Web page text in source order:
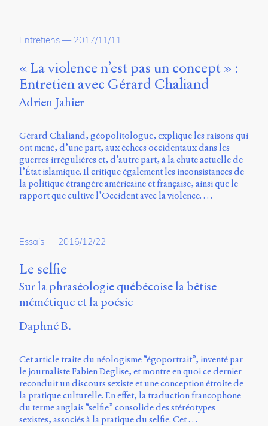
par
Julie
Blanc,
Maxime
Bouton,
Jérémy
Émile
Greis,
Timothée
Guicherd,
Servanne
Monjour,
Marcello
Vitali-
Rosati,
2018
Entretiens — 2017/11/11
« La violence n’est pas un concept » :
Entretien avec Gérard Chaliand
Adrien Jahier
Gérard Chaliand, géopolitologue, explique les raisons qui
ont mené, d’une part, aux échecs occidentaux dans les
guerres irrégulières et, d’autre part, à la chute actuelle de
l’État islamique. Il critique également les inconsistances de
la politique étrangère américaine et française, ainsi que le
rapport que cultive l’Occident avec la violence. …
Essais — 2016/12/22
Le selfie
Sur la phraséologie québécoise la bêtise
mémétique et la poésie
Daphné B.
Cet article traite du néologisme “égoportrait”, inventé par
le journaliste Fabien Deglise, et montre en quoi ce dernier
reconduit un discours sexiste et une conception étroite de
la pratique culturelle. En effet, la traduction francophone
du terme anglais “selfie” consolide des stéréotypes
sexistes, associés à la pratique du selfie. Cet …